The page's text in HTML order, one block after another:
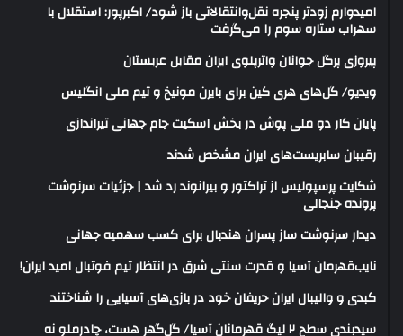
امیدوارم زودتر پنجره نقل‌وانتقالاتی باز شود/ اکبرپور: استقلال با
سهراب ستاره سوم را می‌گرفت
پیروزی پرگل جوانان واترپلوی ایران مقابل عربستان
ویدیو/ گل‌های هری‌ کین برای بایرن مونیخ و تیم ملی انگلیس
پایان کار دو ملی پوش در بخش اسکیت جام جهانی تیراندازی
رقیبان سابریست‌های ایران مشخص شدند
شکایت پرسپولیس از تراکتور و بیرانوند رد شد | جزئیات سرنوشت
پرونده جنجالی
دیدار سرنوشت ساز پسران هندبال برای کسب سهمیه جهانی
نایب‌قهرمان آسیا و قدرت سنتی شرق در انتظار تیم فوتبال امید ایران!
کبدی و والیبال ایران حریفان خود در بازی‌های آسیایی را شناختند
سیدبندی سطح ۲ لیگ قهرمانان آسیا/ گل‌گهر هست، چادرملو نه